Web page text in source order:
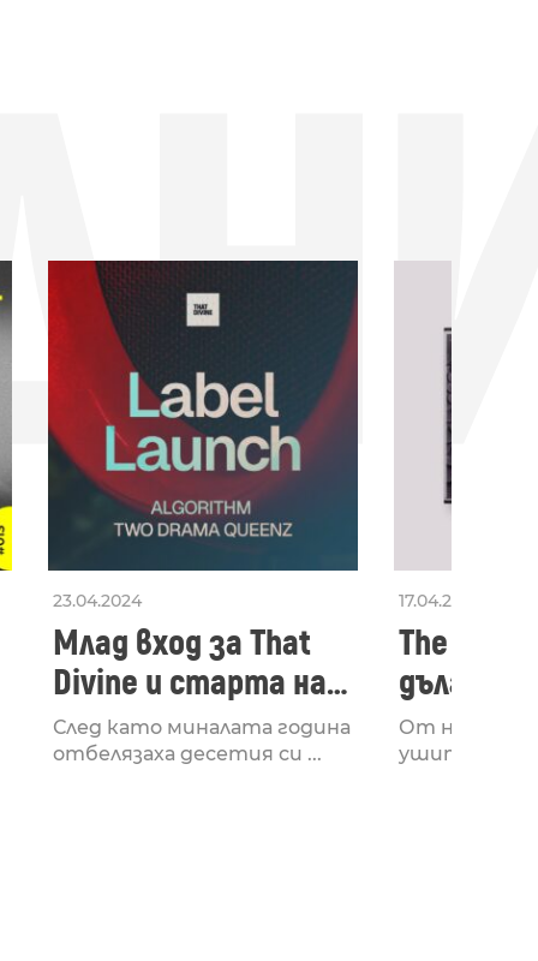
23.04.2024
Млад вход за That
Divine и старта на
лейбъла им
След като миналата година
отбелязаха десетия си ...
17.04.2024
The
втори
излезе
От няколко
ушите и